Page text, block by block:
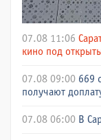
07.08 11:06
кино под
07.08 09:00 669
получают
07.08 06:00 В